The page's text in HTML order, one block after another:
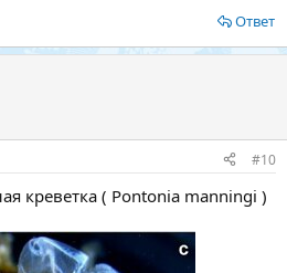
Ответ
#10
креветка ( Pontonia manningi )